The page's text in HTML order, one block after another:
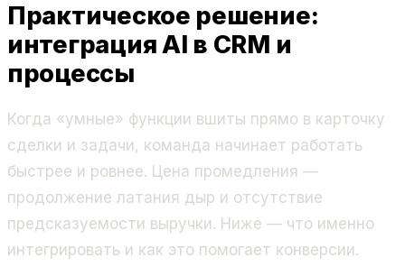
Практическое решение:
интеграция AI в CRM и
процессы
Когда «умные» функции вшиты прямо в карточку
сделки и задачи, команда начинает работать
быстрее и ровнее. Цена промедления —
продолжение латания дыр и отсутствие
предсказуемости выручки. Ниже — что именно
интегрировать и как это помогает конверсии.